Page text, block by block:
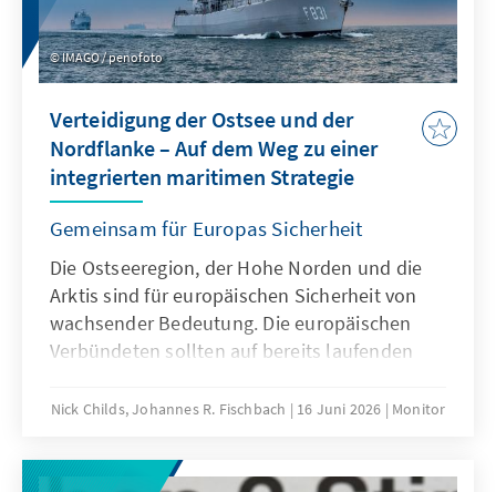
IMAGO / penofoto
Verteidigung der Ostsee und der
Nordflanke – Auf dem Weg zu einer
integrierten maritimen Strategie
Gemeinsam für Europas Sicherheit
Die Ostseeregion, der Hohe Norden und die
Arktis sind für europäischen Sicherheit von
wachsender Bedeutung. Die europäischen
Verbündeten sollten auf bereits laufenden
integrierte und nachhaltige maritime
solche Strategie sollte auch Lehren aus den
Nick Childs, Johannes R. Fischbach 16 Juni 2026 Monitor